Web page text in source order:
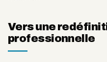
Vers une
professionnelle